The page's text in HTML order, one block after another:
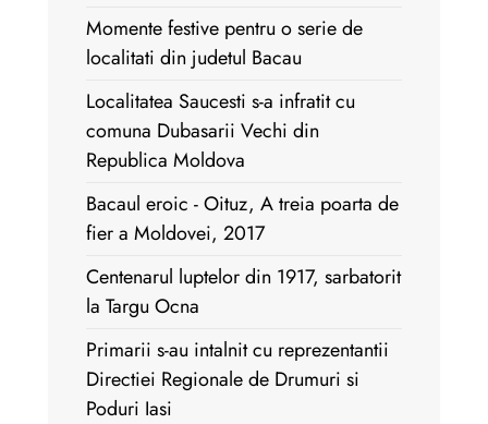
Momente festive pentru o serie de
localitati din judetul Bacau
Localitatea Saucesti s-a infratit cu
comuna Dubasarii Vechi din
Republica Moldova
Bacaul eroic - Oituz, A treia poarta de
fier a Moldovei, 2017
Centenarul luptelor din 1917, sarbatorit
la Targu Ocna
Primarii s-au intalnit cu reprezentantii
Directiei Regionale de Drumuri si
Poduri Iasi